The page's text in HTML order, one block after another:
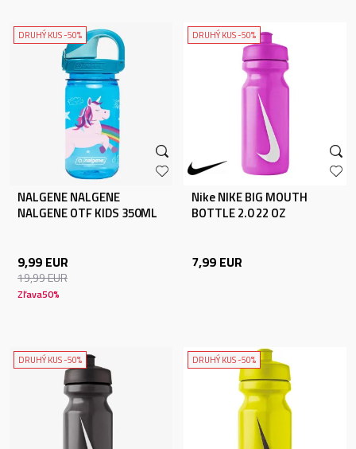
DRUHÝ KUS -50%
NALGENE NALGENE
NALGENE OTF KIDS 350ML
9,99 EUR
19,99EUR
Zľava50%
DRUHÝ KUS -50%
Nike NIKE BIG MOUTH
BOTTLE 2.0 22 OZ
7,99 EUR
DRUHÝ KUS -50% DRUHÝ KUS -50%